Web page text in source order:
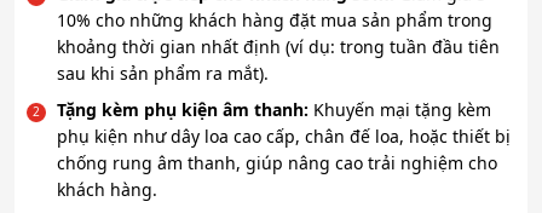
10% cho những khách hàng đặt mua sản phẩm trong
khoảng thời gian nhất định (ví dụ: trong tuần đầu tiên
sau khi sản phẩm ra mắt).
Tặng kèm phụ kiện âm thanh: Khuyến mại tặng kèm
phụ kiện như dây loa cao cấp, chân đế loa, hoặc thiết bị
chống rung âm thanh, giúp nâng cao trải nghiệm cho
khách hàng.